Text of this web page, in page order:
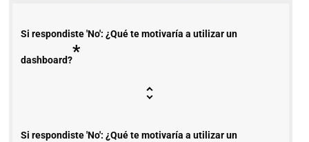
Si respondiste 'No': ¿Qué te motivaría a utilizar un
dashboard?*
Si respondiste 'No': ¿Qué te motivaría a utilizar un